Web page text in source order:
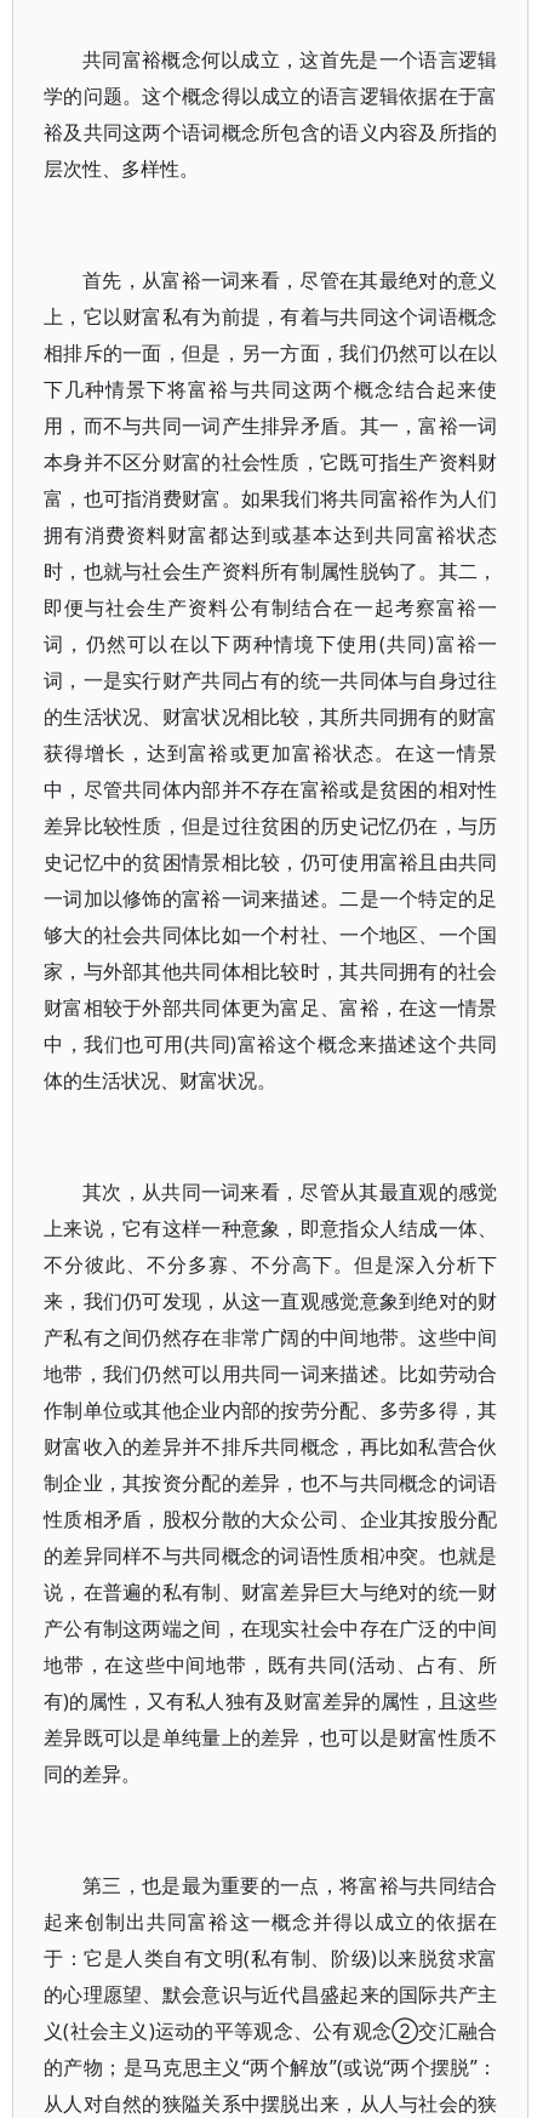
共同富裕概念何以成立，这首先是一个语言逻辑
学的问题。这个概念得以成立的语言逻辑依据在于富
裕及共同这两个语词概念所包含的语义内容及所指的
层次性、多样性。
首先，从富裕一词来看，尽管在其最绝对的意义
上，它以财富私有为前提，有着与共同这个词语概念
相排斥的一面，但是，另一方面，我们仍然可以在以
下几种情景下将富裕与共同这两个概念结合起来使
用，而不与共同一词产生排异矛盾。其一，富裕一词
本身并不区分财富的社会性质，它既可指生产资料财
富，也可指消费财富。如果我们将共同富裕作为人们
拥有消费资料财富都达到或基本达到共同富裕状态
时，也就与社会生产资料所有制属性脱钩了。其二，
即便与社会生产资料公有制结合在一起考察富裕一
词，仍然可以在以下两种情境下使用(共同)富裕一
词，一是实行财产共同占有的统一共同体与自身过往
的生活状况、财富状况相比较，其所共同拥有的财富
获得增长，达到富裕或更加富裕状态。在这一情景
中，尽管共同体内部并不存在富裕或是贫困的相对性
差异比较性质，但是过往贫困的历史记忆仍在，与历
史记忆中的贫困情景相比较，仍可使用富裕且由共同
一词加以修饰的富裕一词来描述。二是一个特定的足
够大的社会共同体比如一个村社、一个地区、一个国
家，与外部其他共同体相比较时，其共同拥有的社会
财富相较于外部共同体更为富足、富裕，在这一情景
中，我们也可用(共同)富裕这个概念来描述这个共同
体的生活状况、财富状况。
其次，从共同一词来看，尽管从其最直观的感觉
上来说，它有这样一种意象，即意指众人结成一体、
不分彼此、不分多寡、不分高下。但是深入分析下
来，我们仍可发现，从这一直观感觉意象到绝对的财
产私有之间仍然存在非常广阔的中间地带。这些中间
地带，我们仍然可以用共同一词来描述。比如劳动合
作制单位或其他企业内部的按劳分配、多劳多得，其
财富收入的差异并不排斥共同概念，再比如私营合伙
制企业，其按资分配的差异，也不与共同概念的词语
性质相矛盾，股权分散的大众公司、企业其按股分配
的差异同样不与共同概念的词语性质相冲突。也就是
说，在普遍的私有制、财富差异巨大与绝对的统一财
产公有制这两端之间，在现实社会中存在广泛的中间
地带，在这些中间地带，既有共同(活动、占有、所
有)的属性，又有私人独有及财富差异的属性，且这些
差异既可以是单纯量上的差异，也可以是财富性质不
同的差异。
第三，也是最为重要的一点，将富裕与共同结合
起来创制出共同富裕这一概念并得以成立的依据在
于：它是人类自有文明(私有制、阶级)以来脱贫求富
的心理愿望、默会意识与近代昌盛起来的国际共产主
义(社会主义)运动的平等观念、公有观念②交汇融合
的产物；是马克思主义“两个解放”(或说“两个摆脱”：
从人对自然的狭隘关系中摆脱出来，从人与社会的狭